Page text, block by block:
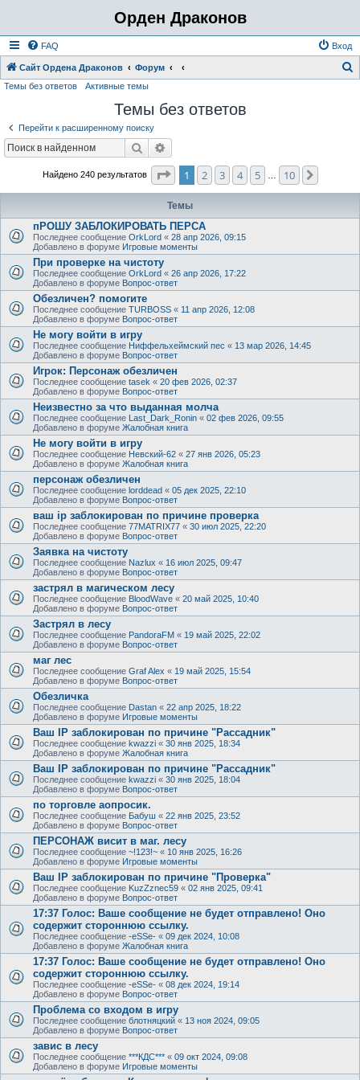
Орден Драконов
FAQ Вход
Сайт Ордена Драконов Форум
Темы без ответов Активные темы
Темы без ответов
Перейти к расширенному поиску
Поиск
Найдено 240 результатов Страница1 из
1 2 3 4 5 10
Темы
пРОШУ ЗАБЛОКИРОВАТЬ ПЕРСА
Последнее сообщение OrkLord « 28 апр 2026, 09:15
Добавлено в форуме Игровые моменты
При проверке на чистоту
Последнее сообщение OrkLord « 26 апр 2026, 17:22
Добавлено в форуме Вопрос-ответ
Обезличен? помогите
Последнее сообщение TURBOSS « 11 апр 2026, 12:08
Добавлено в форуме Вопрос-ответ
Не могу войти в игру
Последнее сообщение Ниффельхеймский пес « 13 мар 2026, 14:45
Добавлено в форуме Вопрос-ответ
Игрок: Персонаж обезличен
Последнее сообщение tasek « 20 фев 2026, 02:37
Добавлено в форуме Вопрос-ответ
Неизвестно за что выданная молча
Последнее сообщение Last_Dark_Ronin « 02 фев 2026, 09:55
Добавлено в форуме Жалобная книга
Не могу войти в игру
Последнее сообщение Невский-62 « 27 янв 2026, 05:23
Добавлено в форуме Жалобная книга
персонаж обезличен
Последнее сообщение lorddead « 05 дек 2025, 22:10
Добавлено в форуме Вопрос-ответ
ваш ip заблокирован по причине проверка
Последнее сообщение 77MATRIX77 « 30 июл 2025, 22:20
Добавлено в форуме Вопрос-ответ
Заявка на чистоту
Последнее сообщение Nazlux « 16 июл 2025, 09:47
Добавлено в форуме Вопрос-ответ
застрял в магическом лесу
Последнее сообщение BloodWave « 20 май 2025, 10:40
Добавлено в форуме Вопрос-ответ
Застрял в лесу
Последнее сообщение PandoraFM « 19 май 2025, 22:02
Добавлено в форуме Вопрос-ответ
маг лес
Последнее сообщение Graf Alex « 19 май 2025, 15:54
Добавлено в форуме Вопрос-ответ
Обезличка
Последнее сообщение Dastan « 22 апр 2025, 18:22
Добавлено в форуме Игровые моменты
Ваш IP заблокирован по причине "Рассадник"
Последнее сообщение kwazzi « 30 янв 2025, 18:34
Добавлено в форуме Жалобная книга
Ваш IP заблокирован по причине "Рассадник"
Последнее сообщение kwazzi « 30 янв 2025, 18:04
Добавлено в форуме Вопрос-ответ
по торговле аопросик.
Последнее сообщение Бабуш « 22 янв 2025, 23:52
Добавлено в форуме Вопрос-ответ
ПЕРСОНАЖ висит в маг. лесу
Последнее сообщение ~!123!~ « 10 янв 2025, 16:26
Добавлено в форуме Игровые моменты
Ваш IP заблокирован по причине "Проверка"
Последнее сообщение KuzZznec59 « 02 янв 2025, 09:41
Добавлено в форуме Вопрос-ответ
17:37 Голос: Ваше сообщение не будет отправлено! Оно
содержит стороннюю ссылку.
Последнее сообщение -eSSe- « 09 дек 2024, 10:08
Добавлено в форуме Жалобная книга
17:37 Голос: Ваше сообщение не будет отправлено! Оно
содержит стороннюю ссылку.
Последнее сообщение -eSSe- « 08 дек 2024, 19:14
Добавлено в форуме Вопрос-ответ
Проблема со входом в игру
Последнее сообщение блотняцкий « 13 ноя 2024, 09:05
Добавлено в форуме Вопрос-ответ
завис в лесу
Последнее сообщение ***КДС*** « 09 окт 2024, 09:08
Добавлено в форуме Игровые моменты